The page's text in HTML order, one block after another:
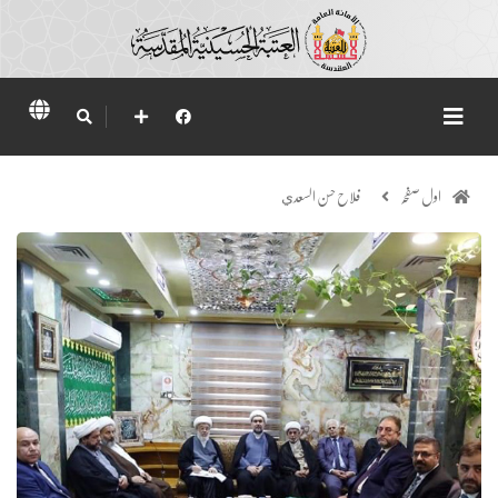
اول صفحہ فلاح حسن السعدي